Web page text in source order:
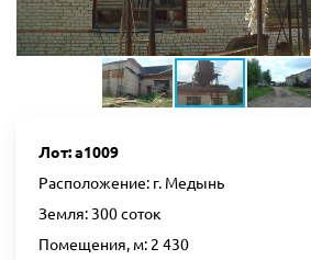
Лот: а1009
Расположение: г. Медынь
Земля: 300 соток
Помещения, м: 2 430